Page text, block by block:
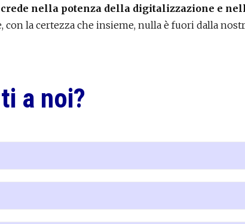
nella potenza della digitalizzazione e
la certezza che insieme, nulla è fuori dalla
a noi?